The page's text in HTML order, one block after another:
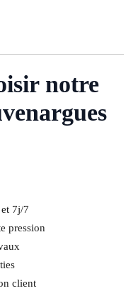
notre
7j/7
pression
client